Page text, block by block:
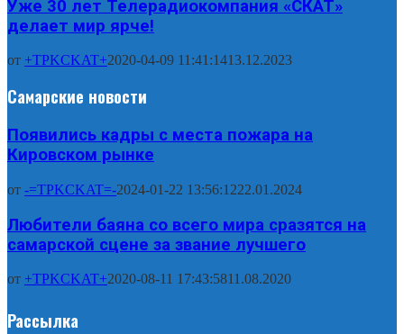
Уже 30 лет Телерадиокомпания «СКАТ»
делает мир ярче!
от +TPKCKAT+2020-04-09 11:41:1413.12.2023
Самарские новости
Появились кадры с места пожара на
Кировском рынке
от -=TPKCKAT=-2024-01-22 13:56:1222.01.2024
Любители баяна со всего мира сразятся на
самарской сцене за звание лучшего
от +TPKCKAT+2020-08-11 17:43:5811.08.2020
Рассылка